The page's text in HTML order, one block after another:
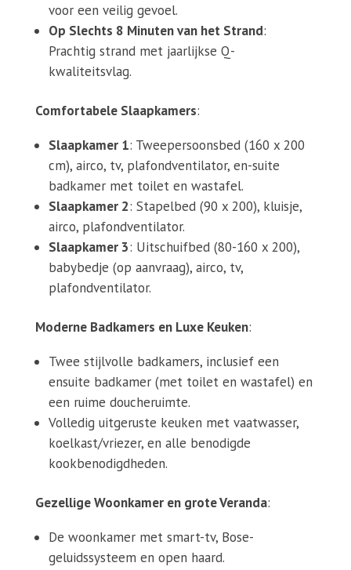
voor een veilig gevoel.
Op Slechts 8 Minuten van het Strand:
Prachtig strand met jaarlijkse Q-
kwaliteitsvlag.
Comfortabele Slaapkamers:
Slaapkamer 1: Tweepersoonsbed (160 x 200
cm), airco, tv, plafondventilator, en-suite
badkamer met toilet en wastafel.
Slaapkamer 2: Stapelbed (90 x 200), kluisje,
airco, plafondventilator.
Slaapkamer 3: Uitschuifbed (80-160 x 200),
babybedje (op aanvraag), airco, tv,
plafondventilator.
Moderne Badkamers en Luxe Keuken:
Twee stijlvolle badkamers, inclusief een
ensuite badkamer (met toilet en wastafel) en
een ruime doucheruimte.
Volledig uitgeruste keuken met vaatwasser,
koelkast/vriezer, en alle benodigde
kookbenodigdheden.
Gezellige Woonkamer en grote Veranda:
De woonkamer met smart-tv, Bose-
geluidssysteem en open haard.